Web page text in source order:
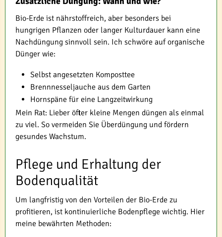
Bio-Erde ist nährstoffreich, aber besonders bei
hungrigen Pflanzen oder langer Kulturdauer kann eine
Nachdüngung sinnvoll sein. Ich schwöre auf organische
Dünger wie:
Selbst angesetzten Komposttee
Brennnesseljauche aus dem Garten
Hornspäne für eine Langzeitwirkung
Mein Rat: Lieber öfter kleine Mengen düngen als einmal
zu viel. So vermeiden Sie Überdüngung und fördern
gesundes Wachstum.
Pflege und Erhaltung der
Bodenqualität
Um langfristig von den Vorteilen der Bio-Erde zu
profitieren, ist kontinuierliche Bodenpflege wichtig. Hier
meine bewährten Methoden: